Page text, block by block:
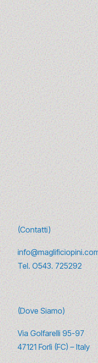
(Contatti)
Tel.O543. 725292
(Dove Siamo)
Via Golfarelli 95-97
47121 Forlì (FC) – Italy